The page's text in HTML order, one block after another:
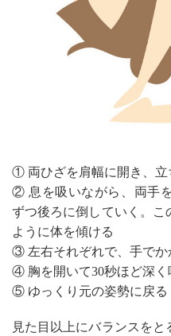
① 両ひざを肩幅に開き、立
② 息を吸いながら、両手
ずつ後ろに倒していく。こ
ように体を傾ける
③ 左右それぞれで、手でか
④ 胸を開いて30秒ほど深く
⑤ ゆっくり元の姿勢に戻る
見た目以上にバランスを